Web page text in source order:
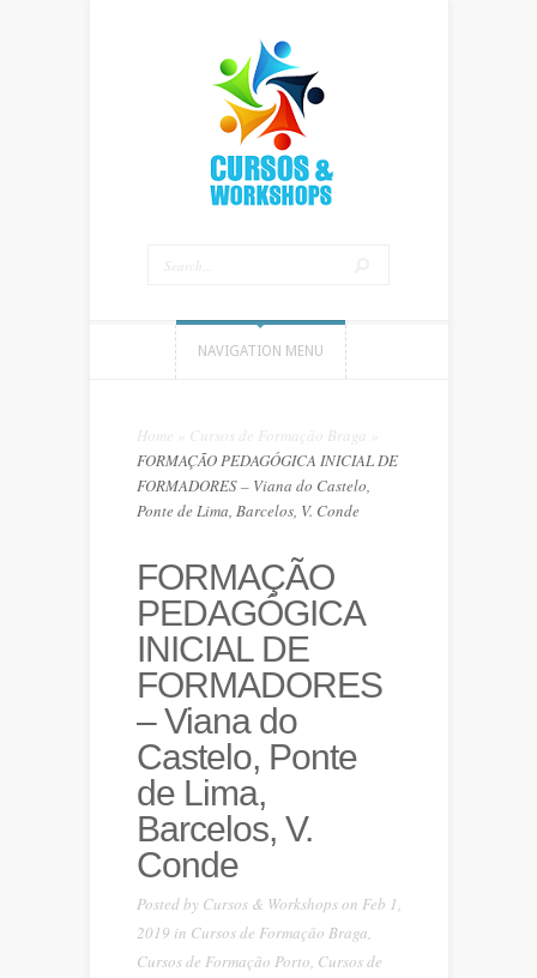
NAVIGATION MENU
Home Cursos de Formação Braga
FORMAÇÃO PEDAGÓGICA INICIAL DE
FORMADORES – Viana do Castelo,
Ponte de Lima, Barcelos, V. Conde
FORMAÇÃO
PEDAGÓGICA
INICIAL DE
FORMADORES
– Viana do
Castelo, Ponte
de Lima,
Barcelos, V.
Conde
Posted by Cursos & Workshopson Feb 1,
2019 in Cursos de Formação Braga,
Cursos de Formação Porto, Cursos de